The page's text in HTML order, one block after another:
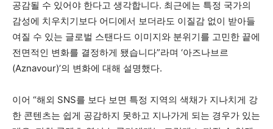
공감될 수 있어야 한다고 생각합니다. 최근에는 특정 국가의
감성에 치우치기보다 어디에서 보더라도 이질감 없이 받아들
여질 수 있는 글로벌 스탠다드 이미지와 분위기를 고민한 끝에
전면적인 변화를 결정하게 됐습니다”라며 ‘아즈나브르
(Aznavour)’의 변화에 대해 설명했다.
이어 “해외 SNS를 보다 보면 특정 지역의 색채가 지나치게 강
한 콘텐츠는 쉽게 공감하지 못하고 지나가게 되는 경우가 있는